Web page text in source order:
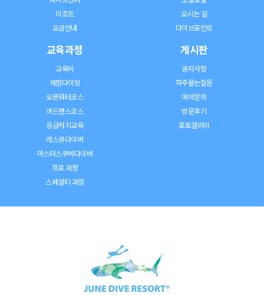
리조트
요금안내
오시는 길
다이브포인트
교육과정
교육비
체험다이빙
오픈워터코스
어드밴스코스
응급처치교육
레스큐다이버
마스터스쿠버다이버
프로 과정
스페셜티 과정
게시판
공지사항
자주묻는질문
예약문의
방문후기
포토갤러리